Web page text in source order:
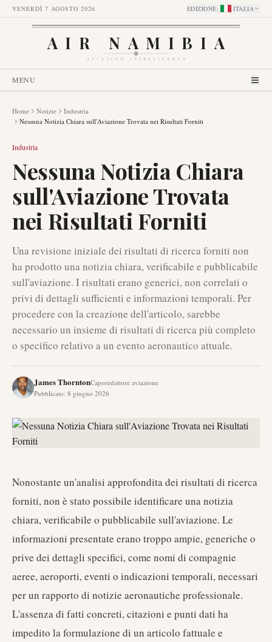
VENERDÌ 7 AGOSTO 2026 EDIZIONE: ITALIA
AIR NAMIBIA
AVIATION INTELLIGENCE
MENU
Home Notizie
Industria
Nessuna Notizia Chiara sull'Aviazione Trovata nei Risultati Forniti
Industria
Nessuna Notizia Chiara
sull'Aviazione Trovata
nei Risultati Forniti
Una revisione iniziale dei risultati di ricerca forniti non
ha prodotto una notizia chiara, verificabile e pubblicabile
sull'aviazione. I risultati erano generici, non correlati o
privi di dettagli sufficienti e informazioni temporali. Per
procedere con la creazione dell'articolo, sarebbe
necessario un insieme di risultati di ricerca più completo
o specifico relativo a un evento aeronautico attuale.
James ThorntonCaporedattore aviazione
Pubblicato: 8 giugno 2026
Nonostante un'analisi approfondita dei risultati di ricerca
forniti, non è stato possibile identificare una notizia
chiara, verificabile o pubblicabile sull'aviazione. Le
informazioni presentate erano troppo ampie, generiche o
prive dei dettagli specifici, come nomi di compagnie
aeree, aeroporti, eventi o indicazioni temporali, necessari
per un rapporto di notizie aeronautiche professionale.
L'assenza di fatti concreti, citazioni e punti dati ha
impedito la formulazione di un articolo fattuale e